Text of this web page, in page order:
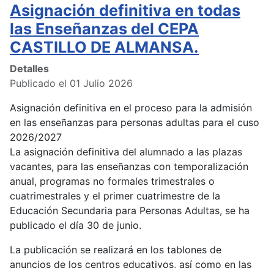
Asignación definitiva en todas
las Enseñanzas del CEPA
CASTILLO DE ALMANSA.
Detalles
Publicado el 01 Julio 2026
Asignación definitiva en el proceso para la admisión
en las enseñanzas para personas adultas para el cuso
2026/2027
La asignación definitiva del alumnado a las plazas
vacantes, para las enseñanzas con temporalización
anual, programas no formales trimestrales o
cuatrimestrales y el primer cuatrimestre de la
Educación Secundaria para Personas Adultas, se ha
publicado el día 30 de junio.
La publicación se realizará en los tablones de
anuncios de los centros educativos, así como en las